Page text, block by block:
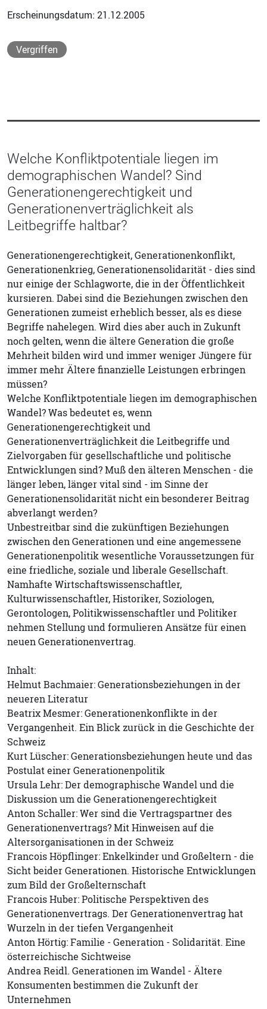
Erscheinungsdatum: 21.12.2005
Vergriffen
Welche Konfliktpotentiale liegen im
demographischen Wandel? Sind
Generationengerechtigkeit und
Generationenverträglichkeit als
Leitbegriffe haltbar?
Generationengerechtigkeit, Generationenkonflikt,
Generationenkrieg, Generationensolidarität - dies sind
nur einige der Schlagworte, die in der Öffentlichkeit
kursieren. Dabei sind die Beziehungen zwischen den
Generationen zumeist erheblich besser, als es diese
Begriffe nahelegen. Wird dies aber auch in Zukunft
noch gelten, wenn die ältere Generation die große
Mehrheit bilden wird und immer weniger Jüngere für
immer mehr Ältere finanzielle Leistungen erbringen
müssen?
Welche Konfliktpotentiale liegen im demographischen
Wandel? Was bedeutet es, wenn
Generationengerechtigkeit und
Generationenverträglichkeit die Leitbegriffe und
Zielvorgaben für gesellschaftliche und politische
Entwicklungen sind? Muß den älteren Menschen - die
länger leben, länger vital sind - im Sinne der
Generationensolidarität nicht ein besonderer Beitrag
abverlangt werden?
Unbestreitbar sind die zukünftigen Beziehungen
zwischen den Generationen und eine angemessene
Generationenpolitik wesentliche Voraussetzungen für
eine friedliche, soziale und liberale Gesellschaft.
Namhafte Wirtschaftswissenschaftler,
Kulturwissenschaftler, Historiker, Soziologen,
Gerontologen, Politikwissenschaftler und Politiker
nehmen Stellung und formulieren Ansätze für einen
neuen Generationenvertrag.
Inhalt:
Helmut Bachmaier: Generationsbeziehungen in der
neueren Literatur
Beatrix Mesmer: Generationenkonflikte in der
Vergangenheit. Ein Blick zurück in die Geschichte der
Schweiz
Kurt Lüscher: Generationsbeziehungen heute und das
Postulat einer Generationenpolitik
Ursula Lehr: Der demographische Wandel und die
Diskussion um die Generationengerechtigkeit
Anton Schaller: Wer sind die Vertragspartner des
Generationenvertrags? Mit Hinweisen auf die
Altersorganisationen in der Schweiz
Francois Höpflinger: Enkelkinder und Großeltern - die
Sicht beider Generationen. Historische Entwicklungen
zum Bild der Großelternschaft
Francois Huber: Politische Perspektiven des
Generationenvertrags. Der Generationenvertrag hat
Wurzeln in der tiefen Vergangenheit
Anton Hörtig: Familie - Generation - Solidarität. Eine
österreichische Sichtweise
Andrea Reidl. Generationen im Wandel - Ältere
Konsumenten bestimmen die Zukunft der
Unternehmen